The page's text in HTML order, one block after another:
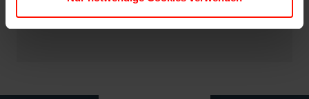
EN SAVOIR PLUS SUR LA VENTE DE LICENCES